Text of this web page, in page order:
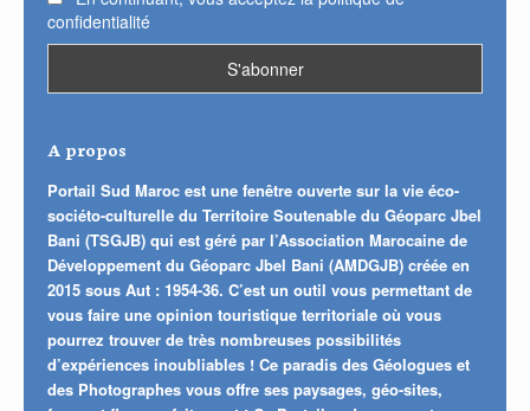
confidentialité
A propos
Portail Sud Maroc est une fenêtre ouverte sur la vie éco-
sociéto-culturelle du Territoire Soutenable du Géoparc Jbel
Bani (TSGJB) qui est géré par l’Association Marocaine de
Développement du Géoparc Jbel Bani (AMDGJB) créée en
2015 sous Aut : 1954-36. C’est un outil vous permettant de
vous faire une opinion touristique territoriale où vous
pourrez trouver de très nombreuses possibilités
d’expériences inoubliables ! Ce paradis des Géologues et
des Photographes vous offre ses paysages, géo-sites,